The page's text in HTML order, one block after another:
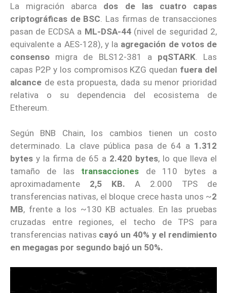
La migración abarca dos de las cuatro capas
criptográficas de BSC . Las firmas de transacciones
pasan de ECDSA a ML-DSA-44(nivel de seguridad 2,
equivalente a AES-128), y la agregación de votos de
consenso migra de BLS12-381 a pqSTARK. Las
capas P2P y los compromisos KZG quedan fuera del
alcance de esta propuesta, dada su menor prioridad
relativa o su dependencia del ecosistema de
Ethereum.
Según BNB Chain, los cambios tienen un costo
determinado. La clave pública pasa de 64 a 1.312
bytes y la firma de 65 a 2.420 bytes, lo que lleva el
tamaño de las transacciones
de 110 bytes a
aproximadamente 2,5 KB. A 2.000 TPS de
transferencias nativas, el bloque crece hasta unos ~2
MB, frente a los ~130 KB actuales. En las pruebas
cruzadas entre regiones, el techo de TPS para
transferencias nativas cayó un 40% y el rendimiento
en megagas por segundo bajó un 50%.